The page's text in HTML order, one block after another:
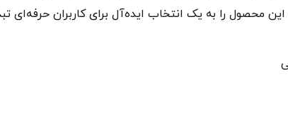
محصول را به یک انتخاب ایده‌آل برای کاربران حرفه‌ای